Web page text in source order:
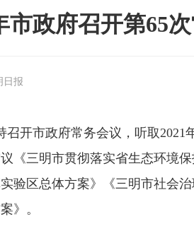
市政府召开第65
日报
开市政府常务会议，听取2021
《三明市贯彻落实省生态环境
验区总体方案》《三明市社会
》。